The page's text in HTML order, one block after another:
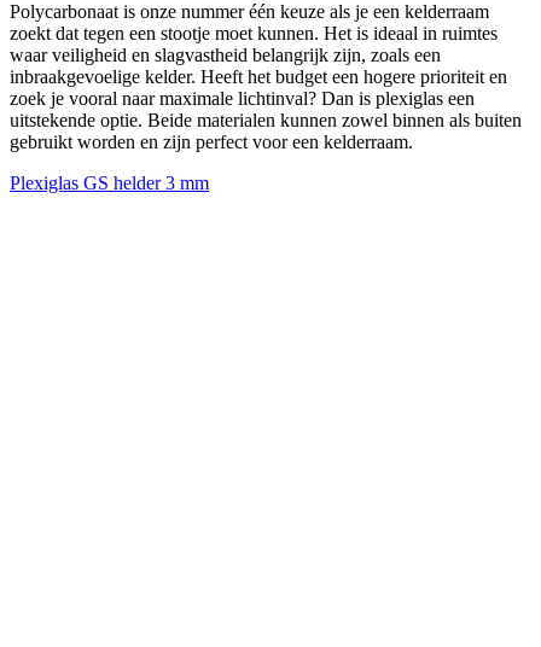
Polycarbonaat is onze nummer één keuze als je een kelderraam
zoekt dat tegen een stootje moet kunnen. Het is ideaal in ruimtes
waar veiligheid en slagvastheid belangrijk zijn, zoals een
inbraakgevoelige kelder. Heeft het budget een hogere prioriteit en
zoek je vooral naar maximale lichtinval? Dan is plexiglas een
uitstekende optie. Beide materialen kunnen zowel binnen als buiten
gebruikt worden en zijn perfect voor een kelderraam.
Plexiglas GS helder 3 mm